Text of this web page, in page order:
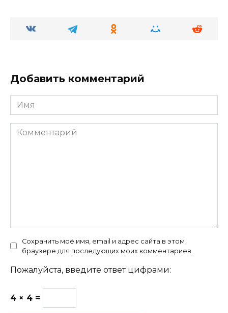
Добавить комментарий
Имя
Комментарий
Сохранить моё имя, email и адрес сайта в этом
браузере для последующих моих комментариев.
Пожалуйста, введите ответ цифрами:
4 × 4 =